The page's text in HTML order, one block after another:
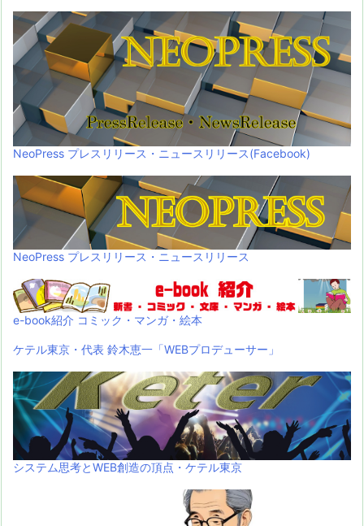
NeoPress プレスリリース・ニュースリリース(Facebook)
NeoPress プレスリリース・ニュースリリース
e-book紹介 コミック・マンガ・絵本
ケテル東京・代表 鈴木恵一「WEBプロデューサー」
システム思考とWEB創造の頂点・ケテル東京